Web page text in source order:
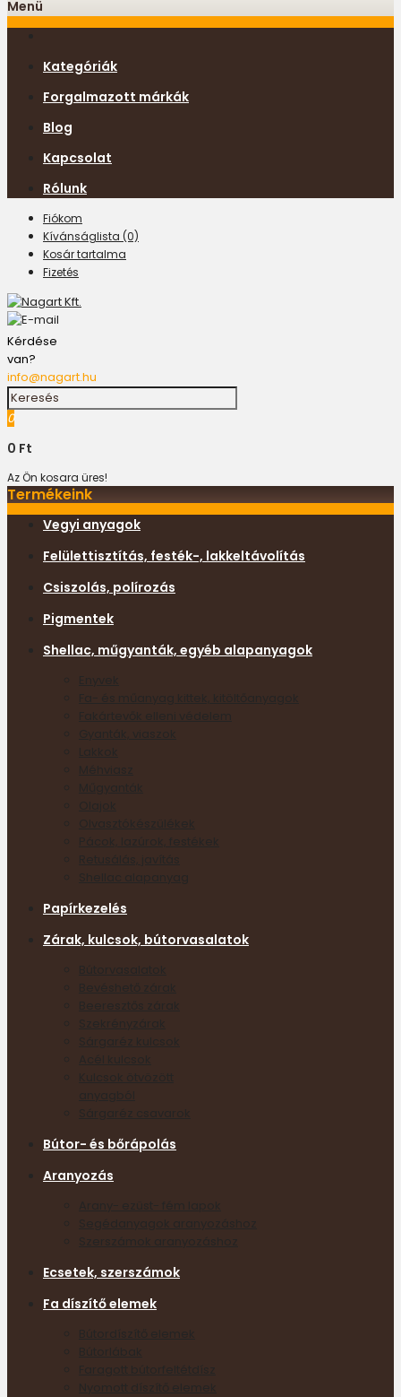
Menü
Kategóriák
Forgalmazott márkák
Blog
Kapcsolat
Rólunk
Fiókom
Kívánságlista (0)
Kosár tartalma
Fizetés
Kérdése
van?
info@nagart.hu
0
0 Ft
Az Ön kosara üres!
Termékeink
Vegyi anyagok
Felülettisztítás, festék-, lakkeltávolítás
Csiszolás, polírozás
Pigmentek
Shellac, műgyanták, egyéb alapanyagok
Enyvek
Fa- és műanyag kittek, kitöltőanyagok
Fakártevők elleni védelem
Gyanták, viaszok
Lakkok
Méhviasz
Műgyanták
Olajok
Olvasztókészülékek
Pácok, lazúrok, festékek
Retusálás, javítás
Papírkezelés
Zárak, kulcsok, bútorvasalatok
Bútorvasalatok
Bevéshető zárak
Beeresztős zárak
Szekrényzárak
Sárgaréz kulcsok
Acél kulcsok
Kulcsok ötvözött
Sárgaréz csavarok
Bútor- és bőrápolás
Aranyozás
Arany- ezüst- fém lapok
Segédanyagok aranyozáshoz
Szerszámok aranyozáshoz
Ecsetek, szerszámok
Fa díszítő elemek
Bútordíszítő elemek
Bútorlábak
Faragott bútorfeltétdísz
Nyomott díszítő elemek